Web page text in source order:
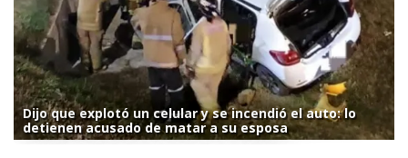
Dijo que explotó un celular y se incendió el auto: lo
detienen acusado de matar a su esposa